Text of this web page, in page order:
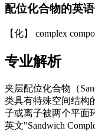
配位化合物的英语
【化】 complex
专业解析
夹层配位化合物（
类具有特殊空间结构
子或离子被两个平面
英文"Sandwich